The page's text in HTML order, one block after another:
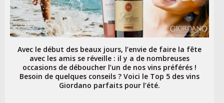
Avec le début des beaux jours, l’envie de faire la fête
avec les amis se réveille : il y a de nombreuses
occasions de déboucher l’un de nos vins préférés !
Besoin de quelques conseils ? Voici le Top 5 des vins
Giordano parfaits pour l’été.